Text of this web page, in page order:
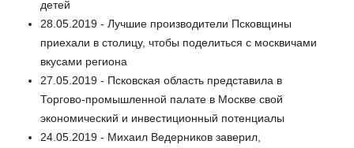
детей
28.05.2019 - Лучшие производители Псковщины
приехали в столицу, чтобы поделиться с москвичами
вкусами региона
27.05.2019 - Псковская область представила в
Торгово-промышленной палате в Москве свой
экономический и инвестиционный потенциалы
24.05.2019 - Михаил Ведерников заверил,